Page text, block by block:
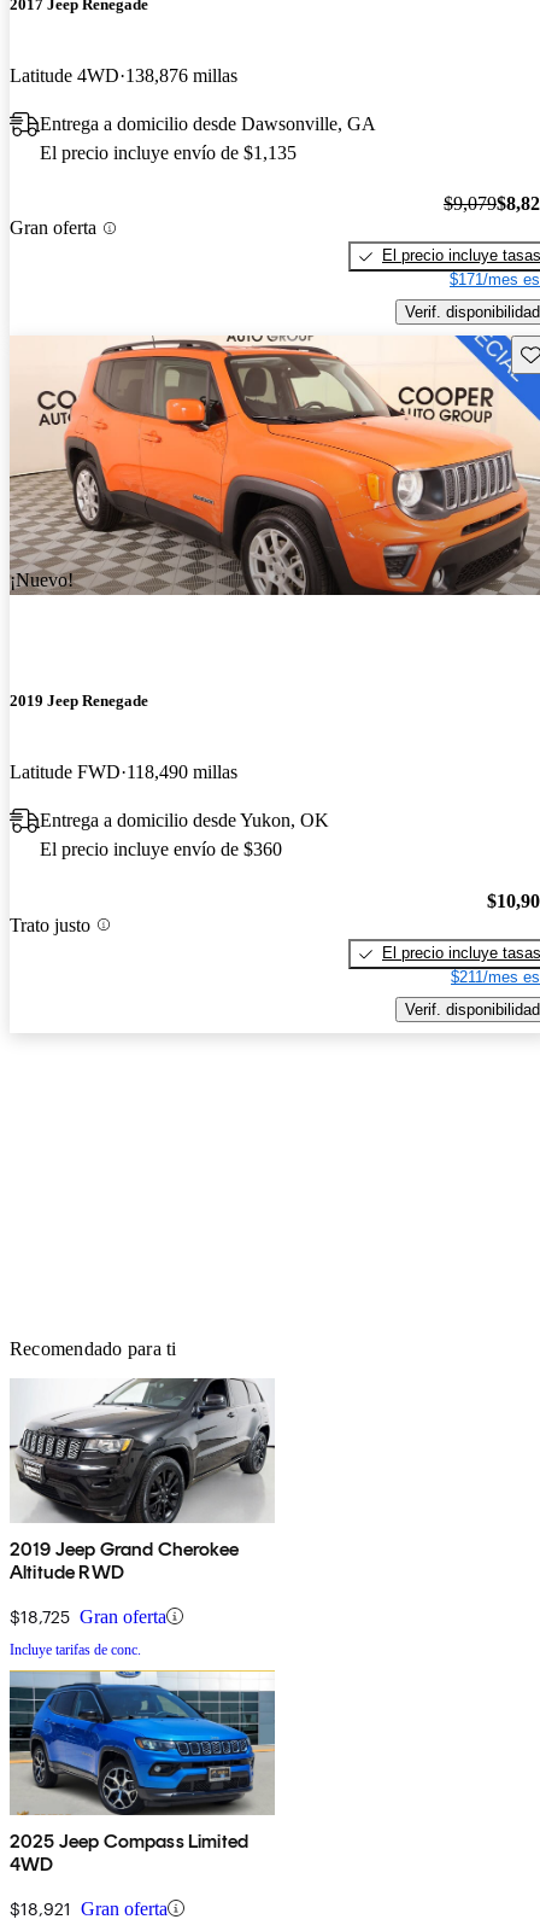
2017 Jeep Renegade
Latitude 4WD 138,876 millas
Entrega a domicilio desde Dawsonville, GA
El precio incluye envío de $1,135
Gran oferta
$9,079
El precio incluye tasas
$171/mes
Verif. disponibilidad
¡Nuevo!
2019 Jeep Renegade
Latitude FWD 118,490 millas
Entrega a domicilio desde Yukon, OK
El precio incluye envío de $360
Trato justo
El precio incluye tasas
$211/mes
Verif. disponibilidad
Recomendado para ti
2019 Jeep Grand Cherokee
Altitude RWD
$18,725 Gran oferta
Incluye tarifas de conc.
2025 Jeep Compass Limited
4WD
$18,921 Gran oferta